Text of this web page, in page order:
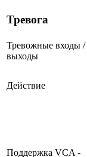
Тревога
Тревожные входы /
выходы
Действие
Поддержка VCA -